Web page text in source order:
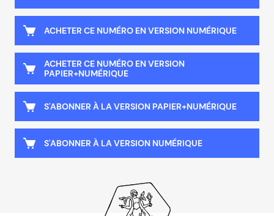
ACHETER CE NUMÉRO EN VERSION NUMÉRIQUE
ACHETER CE NUMÉRO EN VERSION
PAPIER+NUMÉRIQUE
S'ABONNER À LA VERSION PAPIER+NUMÉRIQUE
S'ABONNER À LA VERSION NUMÉRIQUE